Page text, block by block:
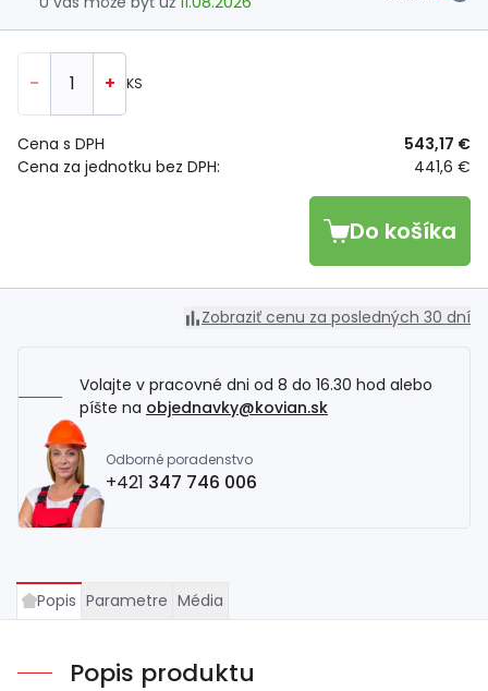
- + KS
Cena za jednotku bez DPH: 441,6 €
Cena s DPH 543,17 €
Do košíka
Zobraziť cenu za posledných 30 dní
Volajte v pracovné dni od 8 do 16.30 hod alebo
píšte na objednavky@kovian.sk
Odborné poradenstvo
+421 347 746 006
Popis Parametre Média
Popis produktu